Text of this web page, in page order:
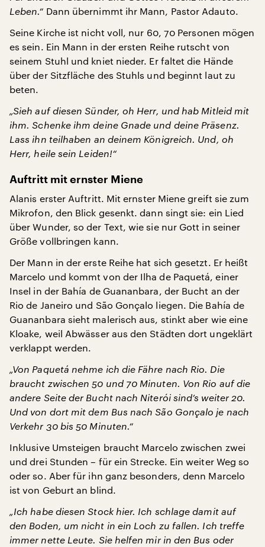
Leben.“ Dann übernimmt ihr Mann, Pastor Adauto.
Seine Kirche ist nicht voll, nur 60, 70 Personen mögen
es sein. Ein Mann in der ersten Reihe rutscht von
seinem Stuhl und kniet nieder. Er faltet die Hände
über der Sitzfläche des Stuhls und beginnt laut zu
beten.
„Sieh auf diesen Sünder, oh Herr, und hab Mitleid mit
ihm. Schenke ihm deine Gnade und deine Präsenz.
Lass ihn teilhaben an deinem Königreich. Und, oh
Herr, heile sein Leiden!“
Auftritt mit ernster Miene
Alanis erster Auftritt. Mit ernster Miene greift sie zum
Mikrofon, den Blick gesenkt. dann singt sie: ein Lied
über Wunder, so der Text, wie sie nur Gott in seiner
Größe vollbringen kann.
Der Mann in der erste Reihe hat sich gesetzt. Er heißt
Marcelo und kommt von der Ilha de Paquetá, einer
Insel in der Bahía de Guananbara, der Bucht an der
Rio de Janeiro und São Gonçalo liegen. Die Bahía de
Guananbara sieht malerisch aus, stinkt aber wie eine
Kloake, weil Abwässer aus den Städten dort ungeklärt
verklappt werden.
„Von Paquetá nehme ich die Fähre nach Rio. Die
braucht zwischen 50 und 70 Minuten. Von Rio auf die
andere Seite der Bucht nach Niterói sind’s weiter 20.
Und von dort mit dem Bus nach São Gonçalo je nach
Verkehr 30 bis 50 Minuten.“
Inklusive Umsteigen braucht Marcelo zwischen zwei
und drei Stunden – für ein Strecke. Ein weiter Weg so
oder so. Aber für ihn ganz besonders, denn Marcelo
ist von Geburt an blind.
„Ich habe diesen Stock hier. Ich schlage damit auf
den Boden, um nicht in ein Loch zu fallen. Ich treffe
immer nette Leute. Sie helfen mir in den Bus oder